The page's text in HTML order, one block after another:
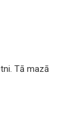
Tā mazā